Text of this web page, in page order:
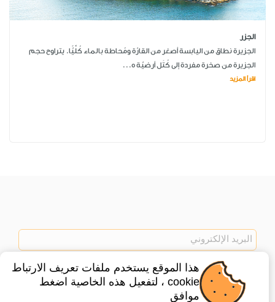
الجزر
الجزيرة نطاق من اليابسة أصغر من القارّة ومُحاطة بالماء كُلِّيًّا. يتراوح حجم
الجزيرة من صخرة مفردة إلى كُتَل أرضيّة ه...
اقرأ المزيد
اشتراك
هذا الموقع يستخدم ملفات تعريف الارتباط
cookie ، لتفعيل هذه الخاصية اضغط
موافق